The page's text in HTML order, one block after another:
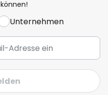
Unternehmen